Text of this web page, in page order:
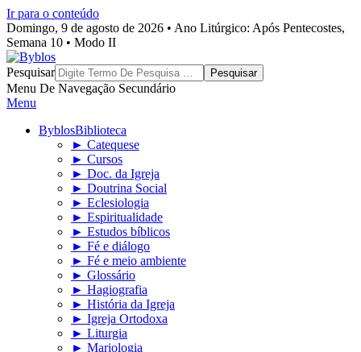
Ir para o conteúdo
Domingo, 9 de agosto de 2026 • Ano Litúrgico: Após Pentecostes,
Semana 10 • Modo II
Byblos
Pesquisar
Menu De Navegação Secundário
Menu
ByblosBiblioteca
► Catequese
► Cursos
► Doc. da Igreja
► Doutrina Social
► Eclesiologia
► Espiritualidade
► Estudos bíblicos
► Fé e diálogo
► Fé e meio ambiente
► Glossário
► Hagiografia
► História da Igreja
► Igreja Ortodoxa
► Liturgia
► Mariologia